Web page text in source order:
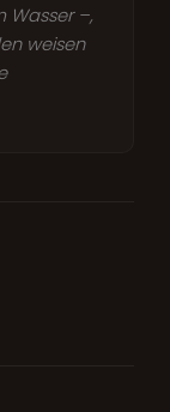
Wasser –,
weisen